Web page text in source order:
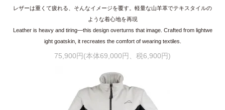
レザーは重くて疲れる、そんなイメージを覆す。軽量な山羊革でテキスタイルの
ような着心地を再現
Leather is heavy and tiring—this design overturns that image. Crafted from lightwe
ight goatskin, it recreates the comfort of wearing textiles.
75,900円(本体69,000円、税6,900円)